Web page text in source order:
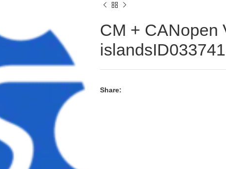
CM + CANopen
Share: